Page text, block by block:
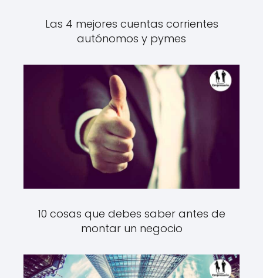
Las 4 mejores cuentas corrientes
autónomos y pymes
10 cosas que debes saber antes de
montar un negocio